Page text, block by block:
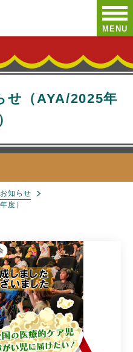
MENU
せ（AYA/2025年
お知らせ
度）